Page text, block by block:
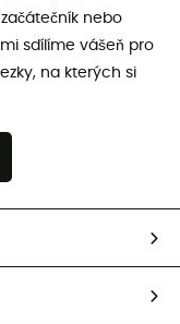
nebo
sdílíme vášeň pro
na kterých si